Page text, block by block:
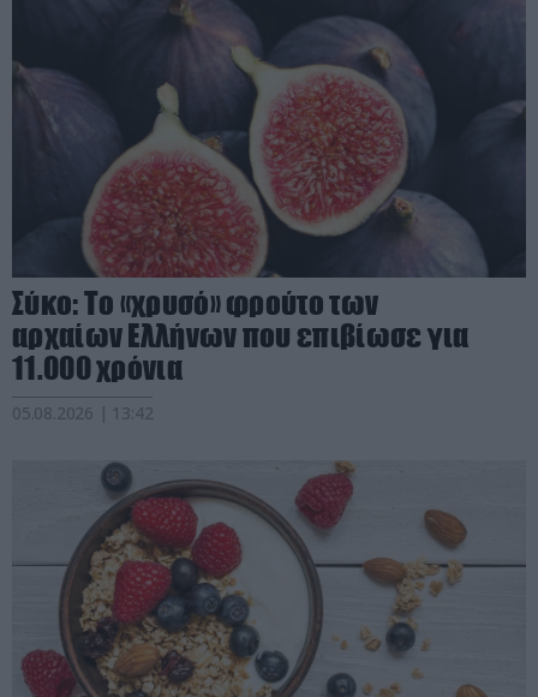
Σύκο: Το «χρυσό» φρούτο των
αρχαίων Ελλήνων που επιβίωσε για
11.000 χρόνια
05.08.2026 | 13:42